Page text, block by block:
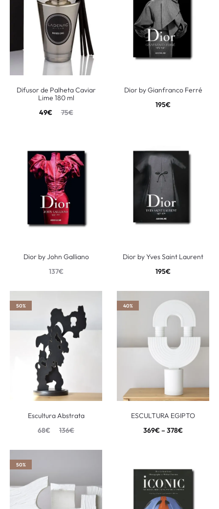
Difusor de Palheta Caviar
Lime 180 ml
75€
49€
Dior by Gianfranco Ferré
195€
Dior by John Galliano
137€
Dior by Yves Saint Laurent
195€
50%
Escultura Abstrata
136€
68€
40%
ESCULTURA EGIPTO
369€– 378€
50%